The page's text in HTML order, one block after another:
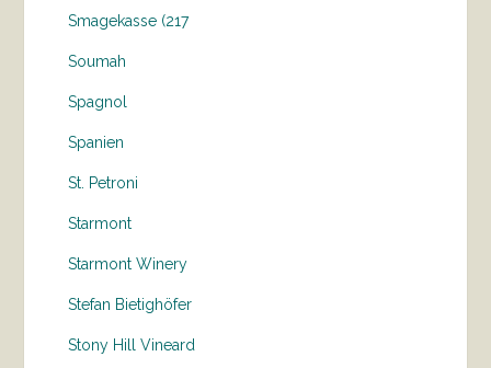
Smagekasse (217
Soumah
Spagnol
Spanien
St. Petroni
Starmont
Starmont Winery
Stefan Bietighöfer
Stony Hill Vineard